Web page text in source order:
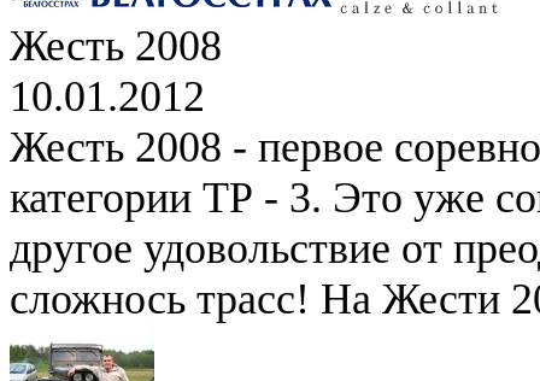
Жесть 2008
10.01.2012
Жесть 2008 - первое
категории ТР - 3. Это уже
другое удовольствие от
сложнось трасс! На Жести